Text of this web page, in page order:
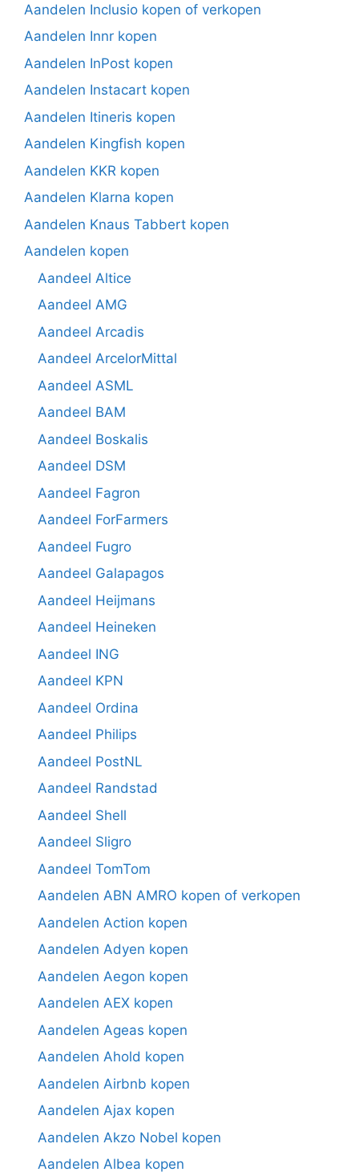
Aandelen Inclusio kopen of verkopen
Aandelen Innr kopen
Aandelen InPost kopen
Aandelen Instacart kopen
Aandelen Itineris kopen
Aandelen Kingfish kopen
Aandelen KKR kopen
Aandelen Klarna kopen
Aandelen Knaus Tabbert kopen
Aandelen kopen
Aandeel Altice
Aandeel AMG
Aandeel Arcadis
Aandeel ArcelorMittal
Aandeel ASML
Aandeel BAM
Aandeel Boskalis
Aandeel DSM
Aandeel Fagron
Aandeel ForFarmers
Aandeel Fugro
Aandeel Galapagos
Aandeel Heijmans
Aandeel Heineken
Aandeel ING
Aandeel KPN
Aandeel Ordina
Aandeel Philips
Aandeel PostNL
Aandeel Randstad
Aandeel Shell
Aandeel Sligro
Aandeel TomTom
Aandelen ABN AMRO kopen of verkopen
Aandelen Action kopen
Aandelen Adyen kopen
Aandelen Aegon kopen
Aandelen AEX kopen
Aandelen Ageas kopen
Aandelen Ahold kopen
Aandelen Airbnb kopen
Aandelen Ajax kopen
Aandelen Akzo Nobel kopen
Aandelen Albea kopen